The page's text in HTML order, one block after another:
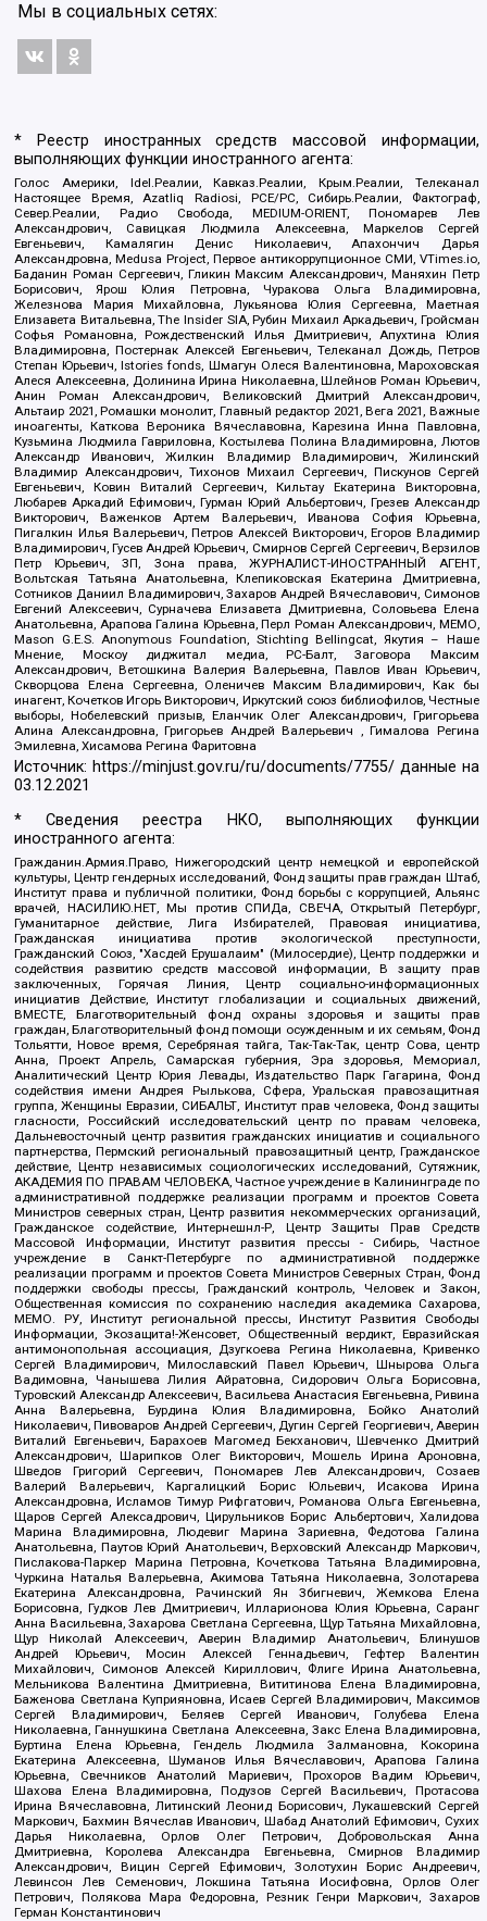
Мы в социальных сетях:
* Реестр иностранных средств массовой информации,
выполняющих функции иностранного агента:
Голос Америки, Idel.Реалии, Кавказ.Реалии, Крым.Реалии, Телеканал
Настоящее Время, Azatliq Radiosi, PCE/PC, Сибирь.Реалии, Фактограф,
Север.Реалии, Радио Свобода, MEDIUM-ORIENT, Пономарев Лев
Александрович, Савицкая Людмила Алексеевна, Маркелов Сергей
Евгеньевич, Камалягин Денис Николаевич, Апахончич Дарья
Александровна, Medusa Project, Первое антикоррупционное СМИ, VTimes.io,
Баданин Роман Сергеевич, Гликин Максим Александрович, Маняхин Петр
Борисович, Ярош Юлия Петровна, Чуракова Ольга Владимировна,
Железнова Мария Михайловна, Лукьянова Юлия Сергеевна, Маетная
Елизавета Витальевна, The Insider SIA, Рубин Михаил Аркадьевич, Гройсман
Софья Романовна, Рождественский Илья Дмитриевич, Апухтина Юлия
Владимировна, Постернак Алексей Евгеньевич, Телеканал Дождь, Петров
Степан Юрьевич, Istories fonds, Шмагун Олеся Валентиновна, Мароховская
Алеся Алексеевна, Долинина Ирина Николаевна, Шлейнов Роман Юрьевич,
Анин Роман Александрович, Великовский Дмитрий Александрович,
Альтаир 2021, Ромашки монолит, Главный редактор 2021, Вега 2021, Важные
иноагенты, Каткова Вероника Вячеславовна, Карезина Инна Павловна,
Кузьмина Людмила Гавриловна, Костылева Полина Владимировна, Лютов
Александр Иванович, Жилкин Владимир Владимирович, Жилинский
Владимир Александрович, Тихонов Михаил Сергеевич, Пискунов Сергей
Евгеньевич, Ковин Виталий Сергеевич, Кильтау Екатерина Викторовна,
Любарев Аркадий Ефимович, Гурман Юрий Альбертович, Грезев Александр
Викторович, Важенков Артем Валерьевич, Иванова София Юрьевна,
Пигалкин Илья Валерьевич, Петров Алексей Викторович, Егоров Владимир
Владимирович, Гусев Андрей Юрьевич, Смирнов Сергей Сергеевич, Верзилов
Петр Юрьевич, ЗП, Зона права, ЖУРНАЛИСТ-ИНОСТРАННЫЙ АГЕНТ,
Вольтская Татьяна Анатольевна, Клепиковская Екатерина Дмитриевна,
Сотников Даниил Владимирович, Захаров Андрей Вячеславович, Симонов
Евгений Алексеевич, Сурначева Елизавета Дмитриевна, Соловьева Елена
Анатольевна, Арапова Галина Юрьевна, Перл Роман Александрович, МЕМО,
Mason G.E.S. Anonymous Foundation, Stichting Bellingcat, Якутия – Наше
Мнение, Москоу диджитал медиа, РС-Балт, Заговора Максим
Александрович, Ветошкина Валерия Валерьевна, Павлов Иван Юрьевич,
Скворцова Елена Сергеевна, Оленичев Максим Владимирович, Как бы
инагент, Кочетков Игорь Викторович, Иркутский союз библиофилов, Честные
выборы, Нобелевский призыв, Еланчик Олег Александрович, Григорьева
Алина Александровна, Григорьев Андрей Валерьевич , Гималова Регина
Эмилевна, Хисамова Регина Фаритовна
Источник:https://minjust.gov.ru/ru/documents/7755/ данные на
03.12.2021
* Сведения реестра НКО, выполняющих функции
иностранного агента:
Гражданин.Армия.Право, Нижегородский центр немецкой и европейской
культуры, Центр гендерных исследований, Фонд защиты прав граждан Штаб,
Институт права и публичной политики, Фонд борьбы с коррупцией, Альянс
врачей, НАСИЛИЮ.НЕТ, Мы против СПИДа, СВЕЧА, Открытый Петербург,
Гуманитарное действие, Лига Избирателей, Правовая инициатива,
Гражданская инициатива против экологической преступности,
Гражданский Союз, "Хасдей Ерушалаим" (Милосердие), Центр поддержки и
содействия развитию средств массовой информации, В защиту прав
заключенных, Горячая Линия, Центр социально-информационных
инициатив Действие, Институт глобализации и социальных движений,
ВМЕСТЕ, Благотворительный фонд охраны здоровья и защиты прав
граждан, Благотворительный фонд помощи осужденным и их семьям, Фонд
Тольятти, Новое время, Серебряная тайга, Так-Так-Так, центр Сова, центр
Анна, Проект Апрель, Самарская губерния, Эра здоровья, Мемориал,
Аналитический Центр Юрия Левады, Издательство Парк Гагарина, Фонд
содействия имени Андрея Рылькова, Сфера, Уральская правозащитная
группа, Женщины Евразии, СИБАЛЬТ, Институт прав человека, Фонд защиты
гласности, Российский исследовательский центр по правам человека,
Дальневосточный центр развития гражданских инициатив и социального
партнерства, Пермский региональный правозащитный центр, Гражданское
действие, Центр независимых социологических исследований, Сутяжник,
АКАДЕМИЯ ПО ПРАВАМ ЧЕЛОВЕКА, Частное учреждение в Калининграде по
административной поддержке реализации программ и проектов Совета
Министров северных стран, Центр развития некоммерческих организаций,
Гражданское содействие, Интернешнл-Р, Центр Защиты Прав Средств
Массовой Информации, Институт развития прессы - Сибирь, Частное
учреждение в Санкт-Петербурге по административной поддержке
реализации программ и проектов Совета Министров Северных Стран, Фонд
поддержки свободы прессы, Гражданский контроль, Человек и Закон,
Общественная комиссия по сохранению наследия академика Сахарова,
МЕМО. РУ, Институт региональной прессы, Институт Развития Свободы
Информации, Экозащита!-Женсовет, Общественный вердикт, Евразийская
антимонопольная ассоциация, Дзугкоева Регина Николаевна, Кривенко
Сергей Владимирович, Милославский Павел Юрьевич, Шнырова Ольга
Вадимовна, Чанышева Лилия Айратовна, Сидорович Ольга Борисовна,
Туровский Александр Алексеевич, Васильева Анастасия Евгеньевна, Ривина
Анна Валерьевна, Бурдина Юлия Владимировна, Бойко Анатолий
Николаевич, Пивоваров Андрей Сергеевич, Дугин Сергей Георгиевич, Аверин
Виталий Евгеньевич, Барахоев Магомед Бекханович, Шевченко Дмитрий
Александрович, Шарипков Олег Викторович, Мошель Ирина Ароновна,
Шведов Григорий Сергеевич, Пономарев Лев Александрович, Созаев
Валерий Валерьевич, Каргалицкий Борис Юльевич, Исакова Ирина
Александровна, Исламов Тимур Рифгатович, Романова Ольга Евгеньевна,
Щаров Сергей Алексадрович, Цирульников Борис Альбертович, Халидова
Марина Владимировна, Людевиг Марина Зариевна, Федотова Галина
Анатольевна, Паутов Юрий Анатольевич, Верховский Александр Маркович,
Пислакова-Паркер Марина Петровна, Кочеткова Татьяна Владимировна,
Чуркина Наталья Валерьевна, Акимова Татьяна Николаевна, Золотарева
Екатерина Александровна, Рачинский Ян Збигневич, Жемкова Елена
Борисовна, Гудков Лев Дмитриевич, Илларионова Юлия Юрьевна, Саранг
Анна Васильевна, Захарова Светлана Сергеевна, Щур Татьяна Михайловна,
Щур Николай Алексеевич, Аверин Владимир Анатольевич, Блинушов
Андрей Юрьевич, Мосин Алексей Геннадьевич, Гефтер Валентин
Михайлович, Симонов Алексей Кириллович, Флиге Ирина Анатольевна,
Мельникова Валентина Дмитриевна, Вититинова Елена Владимировна,
Баженова Светлана Куприяновна, Исаев Сергей Владимирович, Максимов
Сергей Владимирович, Беляев Сергей Иванович, Голубева Елена
Николаевна, Ганнушкина Светлана Алексеевна, Закс Елена Владимировна,
Буртина Елена Юрьевна, Гендель Людмила Залмановна, Кокорина
Екатерина Алексеевна, Шуманов Илья Вячеславович, Арапова Галина
Юрьевна, Свечников Анатолий Мариевич, Прохоров Вадим Юрьевич,
Шахова Елена Владимировна, Подузов Сергей Васильевич, Протасова
Ирина Вячеславовна, Литинский Леонид Борисович, Лукашевский Сергей
Маркович, Бахмин Вячеслав Иванович, Шабад Анатолий Ефимович, Сухих
Дарья Николаевна, Орлов Олег Петрович, Добровольская Анна
Дмитриевна, Королева Александра Евгеньевна, Смирнов Владимир
Александрович, Вицин Сергей Ефимович, Золотухин Борис Андреевич,
Левинсон Лев Семенович, Локшина Татьяна Иосифовна, Орлов Олег
Петрович, Полякова Мара Федоровна, Резник Генри Маркович, Захаров
Герман Константинович